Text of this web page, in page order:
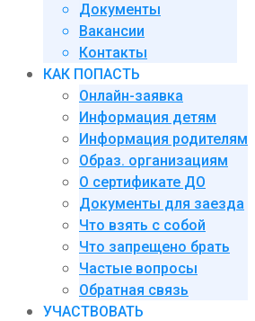
Документы
Вакансии
Контакты
КАК ПОПАСТЬ
Онлайн-заявка
Информация детям
Информация родителям
Образ. организациям
О сертификате ДО
Документы для заезда
Что взять с собой
Что запрещено брать
Частые вопросы
Обратная связь
УЧАСТВОВАТЬ